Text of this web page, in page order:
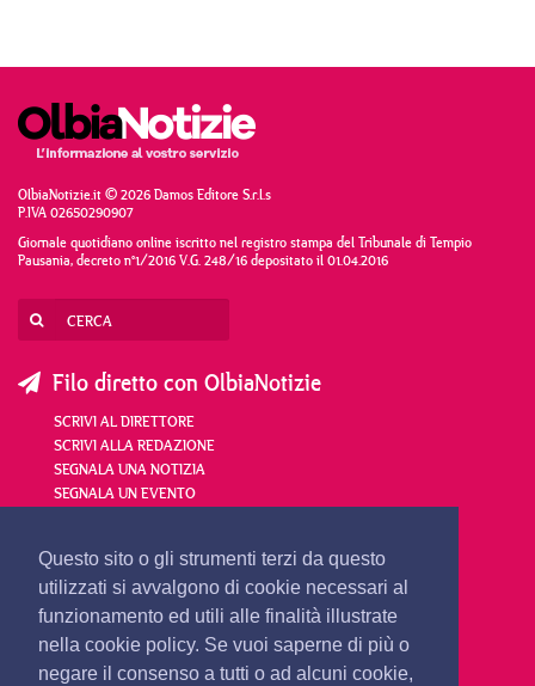
Questo sito o gli strumenti terzi da questo
utilizzati si avvalgono di cookie necessari al
funzionamento ed utili alle finalità illustrate
nella cookie policy. Se vuoi saperne di più o
negare il consenso a tutti o ad alcuni cookie,
OlbiaNotizie.it © 2026 Damos Editore S.r.l.s
P.IVA 02650290907
Giornale quotidiano online iscritto nel registro stampa del Tribunale di Tempio
Pausania, decreto n°1/2016 V.G. 248/16 depositato il 01.04.2016
Filo diretto con OlbiaNotizie
SCRIVI AL DIRETTORE
SCRIVI ALLA REDAZIONE
SEGNALA UNA NOTIZIA
SEGNALA UN EVENTO
redazione@olbianotizie.it